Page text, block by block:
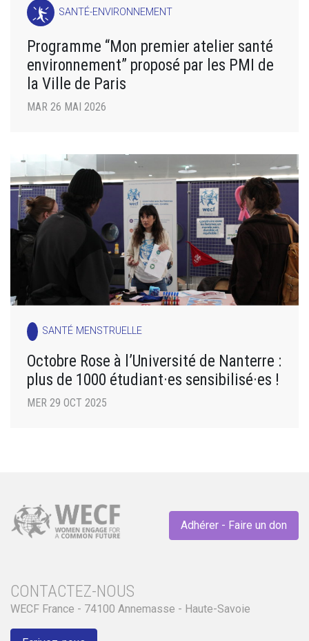
SANTÉ-ENVIRONNEMENT
Programme “Mon premier atelier santé
environnement” proposé par les PMI de
la Ville de Paris
MAR 26 MAI 2026
SANTÉ MENSTRUELLE
Octobre Rose à l’Université de Nanterre :
plus de 1000 étudiant·es sensibilisé·es !
MER 29 OCT 2025
Adhérer - Faire un don
CONTACTEZ-NOUS
WECF France - 74100 Annemasse - Haute-Savoie